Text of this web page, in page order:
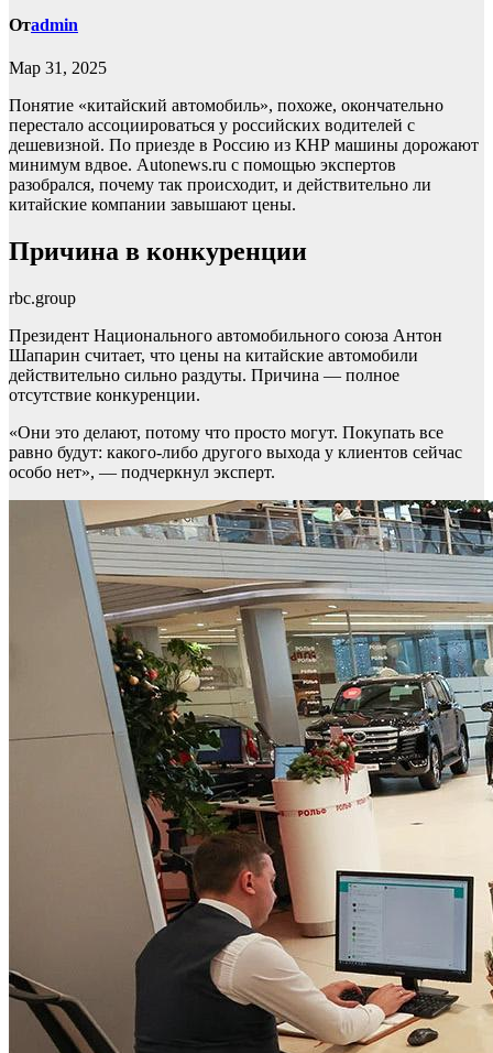
Отadmin
Мар 31, 2025
Понятие «китайский автомобиль», похоже, окончательно
перестало ассоциироваться у российских водителей с
дешевизной. По приезде в Россию из КНР машины дорожают
минимум вдвое. Autonews.ru с помощью экспертов
разобрался, почему так происходит, и действительно ли
китайские компании завышают цены.
Причина в конкуренции
rbc.group
Президент Национального автомобильного союза Антон
Шапарин считает, что цены на китайские автомобили
действительно сильно раздуты. Причина — полное
отсутствие конкуренции.
«Они это делают, потому что просто могут. Покупать все
равно будут: какого-либо другого выхода у клиентов сейчас
особо нет», — подчеркнул эксперт.